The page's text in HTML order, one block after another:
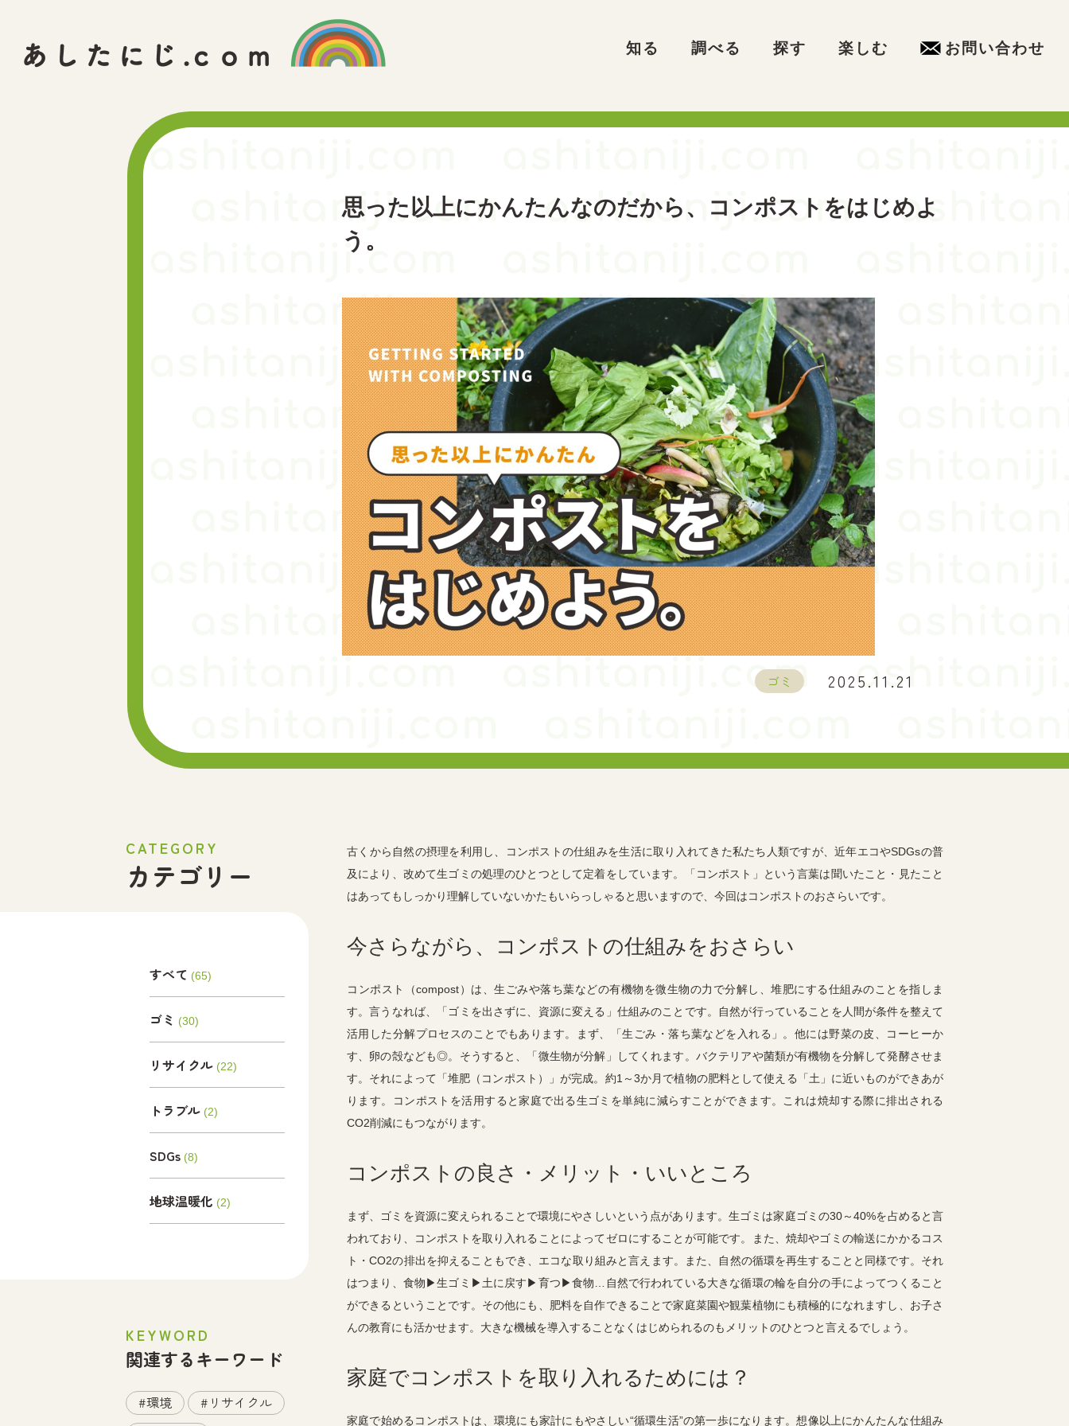
知る 調べる 探す 楽しむ お問い合わせ
思った以上にかんたんなのだから、コンポストをはじめよ
う。
ゴミ 2025.11.21
CATEGORY
カテゴリー
すべて (65)
ゴミ (30)
リサイクル (22)
トラブル (2)
SDGs (8)
地球温暖化 (2)
KEYWORD
関連するキーワード
環境
リサイクル
古くから自然の摂理を利用し、コンポストの仕組みを生活に取り入れてきた私たち人類ですが、近年エコやSDGsの普
及により、改めて生ゴミの処理のひとつとして定着をしています。「コンポスト」という言葉は聞いたこと・見たこと
はあってもしっかり理解していないかたもいらっしゃると思いますので、今回はコンポストのおさらいです。
今さらながら、コンポストの仕組みをおさらい
コンポスト（compost）は、生ごみや落ち葉などの有機物を微生物の力で分解し、堆肥にする仕組みのことを指しま
す。言うなれば、「ゴミを出さずに、資源に変える」仕組みのことです。自然が行っていることを人間が条件を整えて
活用した分解プロセスのことでもあります。まず、「生ごみ・落ち葉などを入れる」。他には野菜の皮、コーヒーか
す、卵の殻なども◎。そうすると、「微生物が分解」してくれます。バクテリアや菌類が有機物を分解して発酵させま
す。それによって「堆肥（コンポスト）」が完成。約1 ～3か月で植物の肥料として使える「土」に近いものができあが
ります。コンポストを活用すると家庭で出る生ゴミを単純に減らすことができます。これは焼却する際に排出される
CO2削減にもつながります。
コンポストの良さ・メリット・いいところ
まず、ゴミを資源に変えられることで環境にやさしいという点があります。生ゴミは家庭ゴミの30～40%を占めると言
われており、コンポストを取り入れることによってゼロにすることが可能です。また、焼却やゴミの輸送にかかるコス
ト・CO2の排出を抑えることもでき、エコな取り組みと言えます。また、自然の循環を再生することと同様です。それ
はつまり、食物▶生ゴミ ▶ 土に戻す▶ 育つ▶食物
自然で行われている大きな循環の輪を自分の手によってつくること
ができるということです。その他にも、肥料を自作できることで家庭菜園や観葉植物にも積極的になれますし、お子さ
んの教育にも活かせます。大きな機械を導入することなくはじめられるのもメリットのひとつと言えるでしょう。
家庭でコンポストを取り入れるためには？
家庭で始めるコンポストは、環境にも家計にもやさしい“循環生活”の第一歩になります。想像以上にかんたんな仕組み